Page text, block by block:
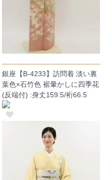
銀座【B-4233】訪問着 淡い裏
葉色×石竹色 裾暈かしに四季花
(反端付) :身丈159.5/裄66.5